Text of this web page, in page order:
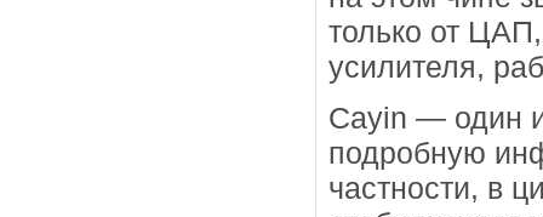
только от
усилителя,
Cayin — один
подробную
частности, в